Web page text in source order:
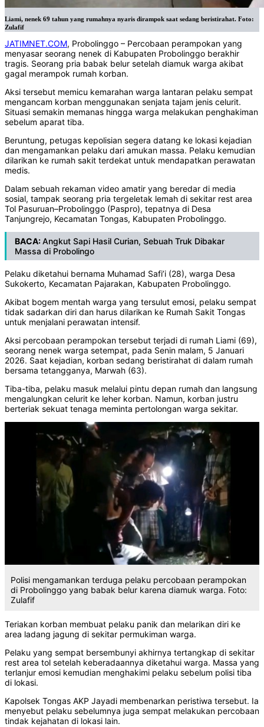
Liami, nenek 69 tahun yang rumahnya nyaris dirampok saat sedang beristirahat. Foto:
Zulafif
JATIMNET.COM, Probolinggo – Percobaan perampokan yang
menyasar seorang nenek di Kabupaten Probolinggo berakhir
tragis. Seorang pria babak belur setelah diamuk warga akibat
gagal merampok rumah korban.
Aksi tersebut memicu kemarahan warga lantaran pelaku sempat
mengancam korban menggunakan senjata tajam jenis celurit.
Situasi semakin memanas hingga warga melakukan penghakiman
sebelum aparat tiba.
Beruntung, petugas kepolisian segera datang ke lokasi kejadian
dan mengamankan pelaku dari amukan massa. Pelaku kemudian
dilarikan ke rumah sakit terdekat untuk mendapatkan perawatan
medis.
Dalam sebuah rekaman video amatir yang beredar di media
sosial, tampak seorang pria tergeletak lemah di sekitar rest area
Tol Pasuruan–Probolinggo (Paspro), tepatnya di Desa
Tanjungrejo, Kecamatan Tongas, Kabupaten Probolinggo.
BACA:Angkut Sapi Hasil Curian, Sebuah Truk Dibakar
Massa di Probolingo
Pelaku diketahui bernama Muhamad Safi’i (28), warga Desa
Sukokerto, Kecamatan Pajarakan, Kabupaten Probolinggo.
Akibat bogem mentah warga yang tersulut emosi, pelaku sempat
tidak sadarkan diri dan harus dilarikan ke Rumah Sakit Tongas
untuk menjalani perawatan intensif.
Aksi percobaan perampokan tersebut terjadi di rumah Liami (69),
seorang nenek warga setempat, pada Senin malam, 5 Januari
2026. Saat kejadian, korban sedang beristirahat di dalam rumah
bersama tetangganya, Marwah (63).
Tiba-tiba, pelaku masuk melalui pintu depan rumah dan langsung
mengalungkan celurit ke leher korban. Namun, korban justru
berteriak sekuat tenaga meminta pertolongan warga sekitar.
Polisi mengamankan terduga pelaku percobaan perampokan
di Probolinggo yang babak belur karena diamuk warga. Foto:
Zulafif
Teriakan korban membuat pelaku panik dan melarikan diri ke
area ladang jagung di sekitar permukiman warga.
Pelaku yang sempat bersembunyi akhirnya tertangkap di sekitar
rest area tol setelah keberadaannya diketahui warga. Massa yang
terlanjur emosi kemudian menghakimi pelaku sebelum polisi tiba
di lokasi.
Kapolsek Tongas AKP Jayadi membenarkan peristiwa tersebut. Ia
menyebut pelaku sebelumnya juga sempat melakukan percobaan
tindak kejahatan di lokasi lain.